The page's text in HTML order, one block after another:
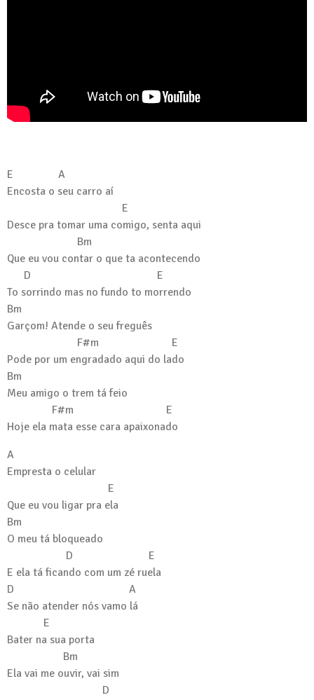
E A
Encosta o seu carro aí
E
Desce pra tomar uma comigo, senta aqui
Bm
Que eu vou contar o que ta acontecendo
D E
To sorrindo mas no fundo to morrendo
Bm
Garçom! Atende o seu freguês
F#m E
Pode por um engradado aqui do lado
Bm
Meu amigo o trem tá feio
F#m E
Hoje ela mata esse cara apaixonado
A
Empresta o celular
E
Que eu vou ligar pra ela
Bm
O meu tá bloqueado
D E
E ela tá ficando com um zé ruela
D A
Se não atender nós vamo lá
E
Bater na sua porta
Bm
Ela vai me ouvir, vai sim
D